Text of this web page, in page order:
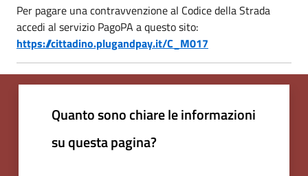
Per pagare una contravvenzione al Codice della Strada
accedi al servizio PagoPA a questo sito:
https://cittadino.plugandpay.it/C_M017
Quanto sono chiare le informazioni
su questa pagina?